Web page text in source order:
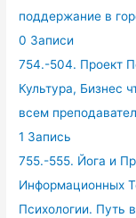
поддержание в
0 Записи
754.-504. Проект
Культура, Бизнес
всем
1 Запись
755.-555. Йога и
Информационных
Психологии. Путь